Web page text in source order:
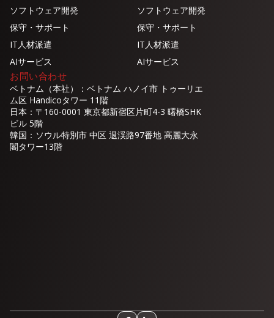
ソフトウェア開発
保守・サポート
IT人材派遣
AIサービス
ソフトウェア開発
保守・サポート
IT人材派遣
AIサービス
お問い合わせ
ベトナム（本社）：ベトナム ハノイ市 トゥーリエ
ム区 Handicoタワー 11階
日本：〒160-0001 東京都新宿区片町4-3 曙橋SHK
ビル 5階
韓国：ソウル特別市 中区 退渓路97番地 高麗大永
閣タワー13階